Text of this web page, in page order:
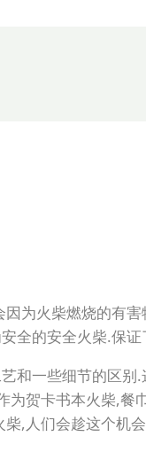
为火柴燃烧的有
全的安全火柴.保证
和一些细节的区
贺卡书本火柴,
,人们会趁这个机